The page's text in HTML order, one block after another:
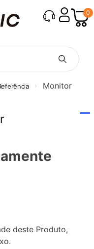
0
Monitor
deste Produto,